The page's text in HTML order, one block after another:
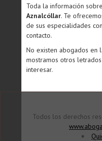
Toda la información
Aznalcóllar. Te
de sus especialidades
contacto.
No existen abogados en
mostramos otros
interesar.
Todos los derechos